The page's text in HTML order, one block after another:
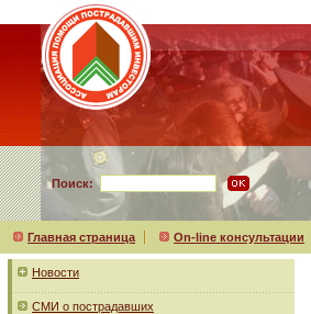
Поиск:
Главная страница On-line консультации
Новости
СМИ о пострадавших